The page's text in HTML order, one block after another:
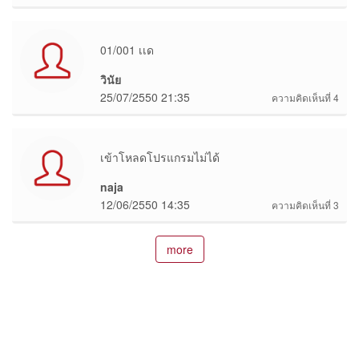
01/001 เเด
วินัย
ความคิดเห็นที่ 4
25/07/2550 21:35
เข้าโหลดโปรแกรมไม่ได้
naja
ความคิดเห็นที่ 3
12/06/2550 14:35
more